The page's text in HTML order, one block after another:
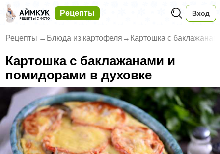
Рецепты Вход
Рецепты → Блюда из картофеля → Картошка с
Картошка с баклажанами и
помидорами в духовке